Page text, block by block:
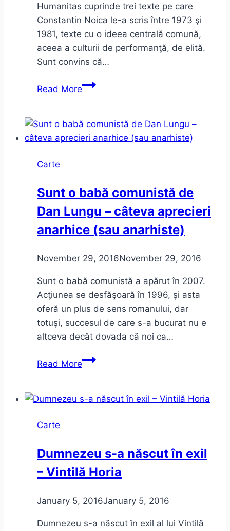
Humanitas cuprinde trei texte pe care
Constantin Noica le-a scris între 1973 şi
1981, texte cu o ideea centrală comună,
aceea a culturii de performanţă, de elită.
Sunt convins că…
Read MoreDespre
Carte
Sunt o babă comunistă de
Dan Lungu – câteva aprecieri
anarhice (sau anarhiste)
November 29, 2016November 29, 2016
Sunt o babă comunistă a apărut în 2007.
Acţiunea se desfăşoară în 1996, şi asta
oferă un plus de sens romanului, dar
totuşi, succesul de care s-a bucurat nu e
altceva decât dovada că noi ca…
Read MoreSunt
comunistă
–
câteva
anarhice
anarhiste)
Carte
Dumnezeu s-a născut în exil
– Vintilă Horia
January 5, 2016January 5, 2016
Dumnezeu s-a născut în exil al lui Vintilă